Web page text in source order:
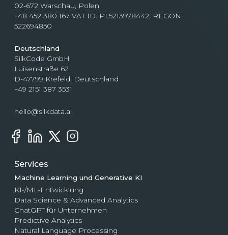
02-672 Warschau, Polen
+48 452 380 167 VAT ID: PL5213978442, REGON:
522694850
Deutschland
SilkCode GmbH
Luisenstraße 62
D-47799 Krefeld, Deutschland
+49 2151 387 3531
hello@silkdata.ai
Services
Machine Learning und Generative KI
KI-/ML-Entwicklung
Data Science & Advanced Analytics
ChatGPT für Unternehmen
Predictive Analytics
Natural Language Processing